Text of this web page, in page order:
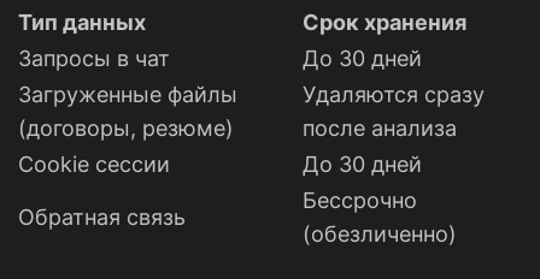
Тип данных
Срок хранения
Запросы в чат
До 30 дней
Загруженные файлы
(договоры, резюме)
Удаляются сразу
после анализа
Cookie сессии
До 30 дней
Обратная связь
Бессрочно
(обезличенно)